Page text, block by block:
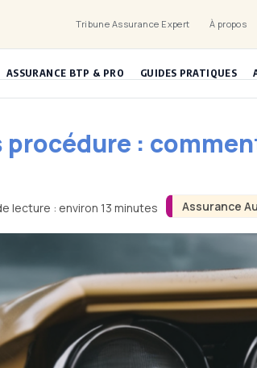
Tribune Assurance Expert À propos
ASSURANCE BTP & PRO GUIDES PRATIQUES
Assurance
:
lecture : environ 13 minutes